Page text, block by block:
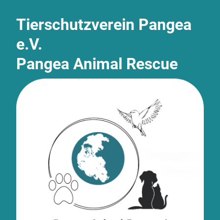
Tierschutzverein Pangea
e.V.
Pangea Animal Rescue